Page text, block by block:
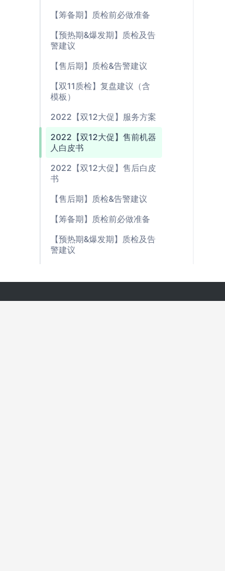
【筹备期】质检前必做准备
【预热期&爆发期】质检及告
警建议
【售后期】质检&告警建议
【双11质检】复盘建议（含
模板）
2022【双12大促】服务方案
2022【双12大促】售前机器
人白皮书
2022【双12大促】售后白皮
书
【售后期】质检&告警建议
【筹备期】质检前必做准备
【预热期&爆发期】质检及告
警建议